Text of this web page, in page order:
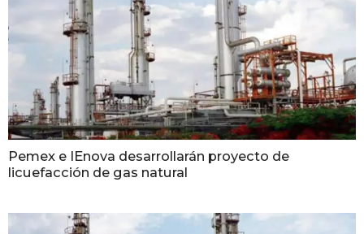
Pemex e IEnova desarrollarán proyecto de
licuefacción de gas natural